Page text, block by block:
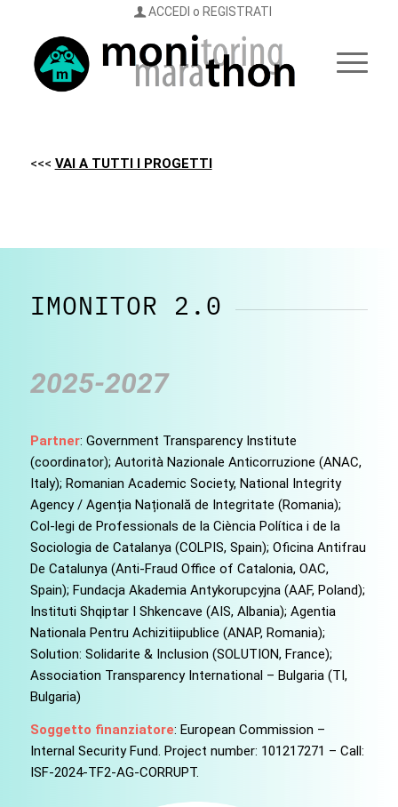
ACCEDI o REGISTRATI
<<< VAI A TUTTI I PROGETTI
IMONITOR 2.0
2025-2027
Partner: Government Transparency Institute
(coordinator); Autorità Nazionale Anticorruzione (ANAC,
Italy); Romanian Academic Society, National Integrity
Agency / Agenția Națională de Integritate (Romania);
Col-legi de Professionals de la Ciència Política i de la
Sociologia de Catalanya (COLPIS, Spain); Oficina Antifrau
De Catalunya (Anti-Fraud Office of Catalonia, OAC,
Spain); Fundacja Akademia Antykorupcyjna (AAF, Poland);
Instituti Shqiptar I Shkencave (AIS, Albania); Agentia
Nationala Pentru Achizitiipublice (ANAP, Romania);
Solution: Solidarite & Inclusion (SOLUTION, France);
Association Transparency International – Bulgaria (TI,
Bulgaria)
Soggetto finanziatore: European Commission –
Internal Security Fund. Project number: 101217271 – Call:
ISF-2024-TF2-AG-CORRUPT.